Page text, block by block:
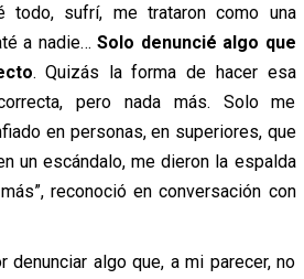
todo, sufrí, me trataron como una
a nadie… Solo denuncié algo que
. Quizás la forma de hacer esa
pero nada más. Solo me
en personas, en superiores, que
un escándalo, me dieron la espalda
reconoció en conversación con
denunciar algo que, a mi parecer, no